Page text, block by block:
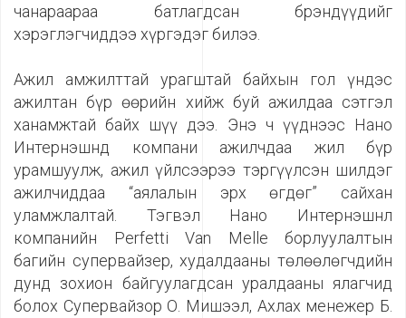
чанараараа батлагдсан брэндүүдийг
хэрэглэгчиддээ хүргэдэг билээ.
Ажил амжилттай урагштай байхын гол үндэс
ажилтан бүр өөрийн хийж буй ажилдаа сэтгэл
ханамжтай байх шүү дээ. Энэ ч үүднээс Нано
Интернэшнд компани ажилчдаа жил бүр
урамшуулж, ажил үйлсээрээ тэргүүлсэн шилдэг
ажилчиддаа “аялалын эрх өгдөг” сайхан
уламжлалтай. Тэгвэл Нано Интернэшнл
компанийн Perfetti Van Melle борлуулалтын
багийн супервайзер, худалдааны төлөөлөгчдийн
дунд зохион байгуулагдсан уралдааны ялагчид
болох Супервайзор О. Мишээл, Ахлах менежер Б.